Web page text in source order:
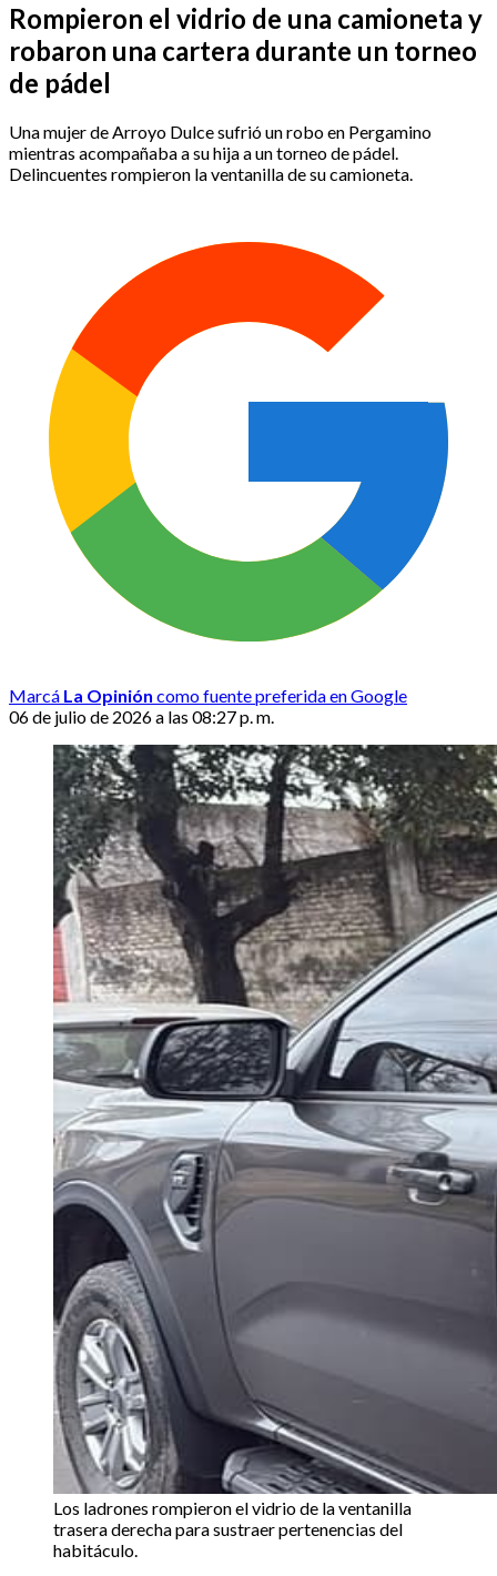
Rompieron el vidrio de una camioneta y
robaron una cartera durante un torneo
de pádel
Una mujer de Arroyo Dulce sufrió un robo en Pergamino
mientras acompañaba a su hija a un torneo de pádel.
Delincuentes rompieron la ventanilla de su camioneta.
Marcá La Opinión como fuente preferida en Google
06 de julio de 2026 a las 08:27 p. m.
Los ladrones rompieron el vidrio de la ventanilla
trasera derecha para sustraer pertenencias del
habitáculo.